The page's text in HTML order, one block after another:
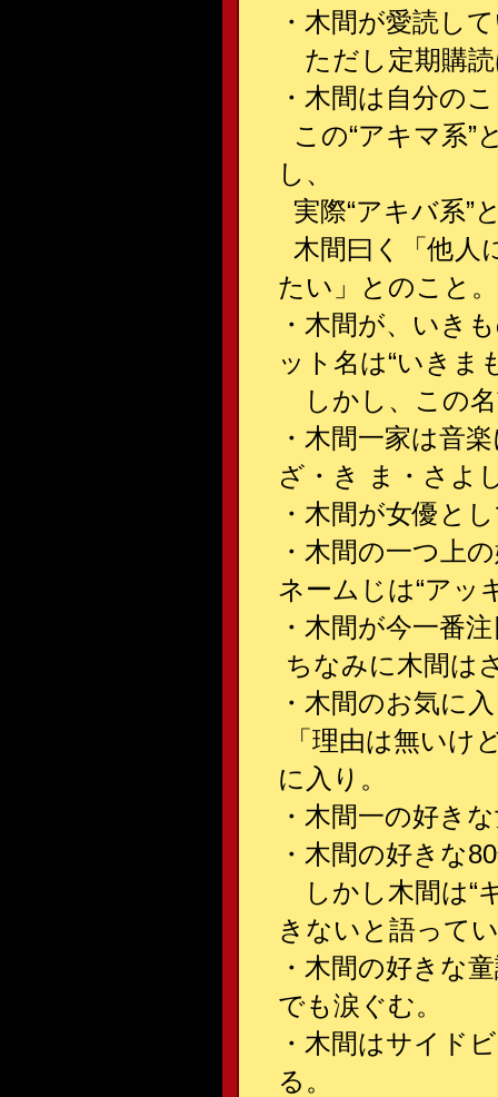
・木間が愛読し
ただし定期購読
・木間は自分の
この“アキマ系”
し、
実際“アキバ系”
木間曰く「他人
たい」とのこと。
・木間が、いき
ット名は“いきま
しかし、この名
・木間一家は音
ざ・き ま・さよ
・木間が女優と
・木間の一つ上
ネームじは“アッ
・木間が今一番
ちなみに木間は
・木間のお気に
「理由は無いけ
に入り。
・木間一の好き
・木間の好きな
しかし木間は“
きないと語って
・木間の好きな
でも涙ぐむ。
・木間はサイド
る。